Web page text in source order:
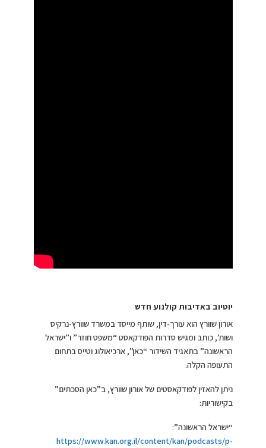
יוטיוב באדיבות קולנוע חדש
אורון שוורץ הוא עורך-דין, שותף מייסד במשרד שוורץ-נרקיס
ושות’, כותב ומגיש סדרות הפודקאסט “משפט חוזר” ו”ישראל
הראשונה” בתאגיד השידור “כאן”, ארכיאולוג וטייס בתחום
התעופה הקלה.
ניתן להאזין לפודקאסטים של אורון שוורץ, ב”כאן הסכתים”
בקישוריות:
“ישראל הראשונה”:
https://www.kan.org.il/content/kan/podcasts/p-